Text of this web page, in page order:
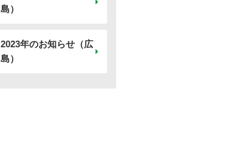
島）
2023年のお知らせ（広
島）